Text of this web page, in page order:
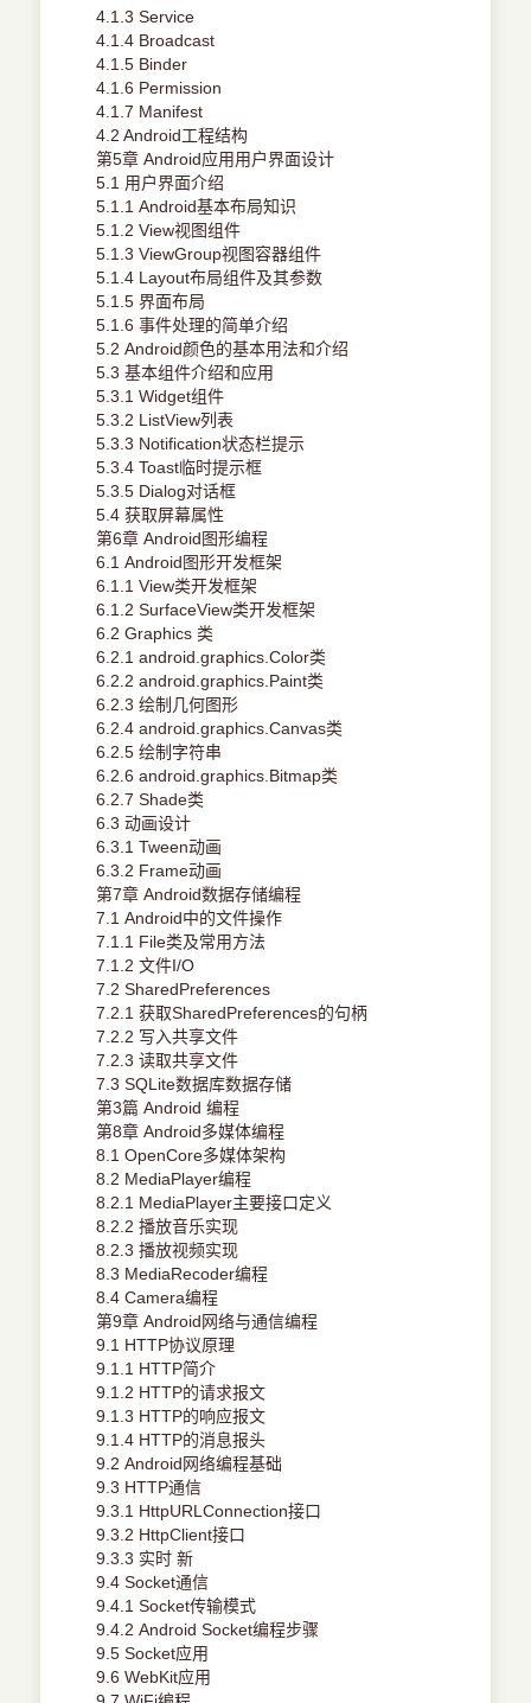
4.1.3 Service
4.1.4 Broadcast
4.1.5 Binder
4.1.6 Permission
4.1.7 Manifest
4.2 Android工程结构
第5章 Android应用用户界面设计
5.1 用户界面介绍
5.1.1 Android基本布局知识
5.1.2 View视图组件
5.1.3 ViewGroup视图容器组件
5.1.4 Layout布局组件及其参数
5.1.5 界面布局
5.1.6 事件处理的简单介绍
5.2 Android颜色的基本用法和介绍
5.3 基本组件介绍和应用
5.3.1 Widget组件
5.3.2 ListView列表
5.3.3 Notification状态栏提示
5.3.4 Toast临时提示框
5.3.5 Dialog对话框
5.4 获取屏幕属性
第6章 Android图形编程
6.1 Android图形开发框架
6.1.1 View类开发框架
6.1.2 SurfaceView类开发框架
6.2 Graphics 类
6.2.1 android.graphics.Color类
6.2.2 android.graphics.Paint类
6.2.3 绘制几何图形
6.2.4 android.graphics.Canvas类
6.2.5 绘制字符串
6.2.6 android.graphics.Bitmap类
6.2.7 Shade类
6.3 动画设计
6.3.1 Tween动画
6.3.2 Frame动画
第7章 Android数据存储编程
7.1 Android中的文件操作
7.1.1 File类及常用方法
7.1.2 文件I/O
7.2 SharedPreferences
7.2.1 获取SharedPreferences的句柄
7.2.2 写入共享文件
7.2.3 读取共享文件
7.3 SQLite数据库数据存储
第3篇 Android 编程
第8章 Android多媒体编程
8.1 OpenCore多媒体架构
8.2 MediaPlayer编程
8.2.1 MediaPlayer主要接口定义
8.2.2 播放音乐实现
8.2.3 播放视频实现
8.3 MediaRecoder编程
8.4 Camera编程
第9章 Android网络与通信编程
9.1 HTTP协议原理
9.1.1 HTTP简介
9.1.2 HTTP的请求报文
9.1.3 HTTP的响应报文
9.1.4 HTTP的消息报头
9.2 Android网络编程基础
9.3 HTTP通信
9.3.1 HttpURLConnection接口
9.3.2 HttpClient接口
9.3.3 实时 新
9.4 Socket通信
9.4.1 Socket传输模式
9.4.2 Android Socket编程步骤
9.5 Socket应用
9.6 WebKit应用